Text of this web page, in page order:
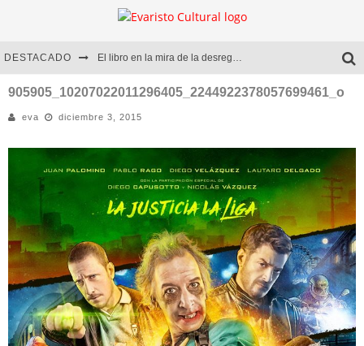
DESTACADO El libro en la mira de la desregulación
Marcelo Rubio | El llovedor
Diego Meret | Hotel Acapulco
905905_10207022011296405_2244922378057699461_o
eva diciembre 3, 2015